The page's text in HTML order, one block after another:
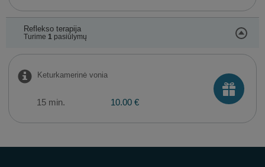
Reflekso terapija
Turime 1pasiūlymų
Keturkamerinė vonia
15 min. 10.00 €